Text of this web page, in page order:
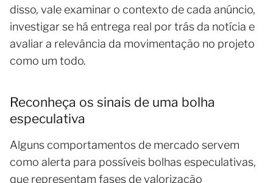
disso, vale examinar o contexto de cada anúncio,
investigar se há entrega real por trás da notícia e
avaliar a relevância da movimentação no projeto
como um todo.
Reconheça os sinais de uma bolha
especulativa
Alguns comportamentos de mercado servem
como alerta para possíveis bolhas especulativas,
que representam fases de valorização